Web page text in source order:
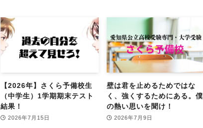
【2026年】さくら予備校生
（中学生）1学期期末テスト
結果！
2026年7月15日
壁は君を止めるためではな
く、強くするためにある。僕
の熱い思いを聞け！
2026年7月9日